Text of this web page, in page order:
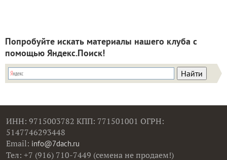
Попробуйте искать материалы нашего клуба с
помощью Яндекс.Поиск!
ИНН: 9715003782 КПП: 771501001 ОГРН:
5147746293448
Email: info@7dach.ru
Тел: +7 (916) 710-7449 (семена не продаем!)